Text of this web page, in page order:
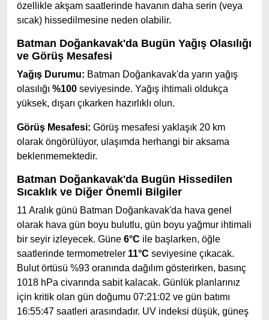
özellikle akşam saatlerinde havanın daha serin (veya
sıcak) hissedilmesine neden olabilir.
Batman Doğankavak'da Bugün Yağış Olasılığı
ve Görüş Mesafesi
Yağış Durumu: Batman Doğankavak'da yarın yağış
olasılığı %100 seviyesinde. Yağış ihtimali oldukça
yüksek, dışarı çıkarken hazırlıklı olun.
Görüş Mesafesi: Görüş mesafesi yaklaşık 20 km
olarak öngörülüyor, ulaşımda herhangi bir aksama
beklenmemektedir.
Batman Doğankavak'da Bugün Hissedilen
Sıcaklık ve Diğer Önemli Bilgiler
11 Aralık günü Batman Doğankavak'da hava genel
olarak hava gün boyu bulutlu, gün boyu yağmur ihtimali
bir seyir izleyecek. Güne 6°C ile başlarken, öğle
saatlerinde termometreler 11°C seviyesine çıkacak.
Bulut örtüsü %93 oranında dağılım gösterirken, basınç
1018 hPa civarında sabit kalacak. Günlük planlarınız
için kritik olan gün doğumu 07:21:02 ve gün batımı
16:55:47 saatleri arasındadır. UV indeksi düşük, güneş